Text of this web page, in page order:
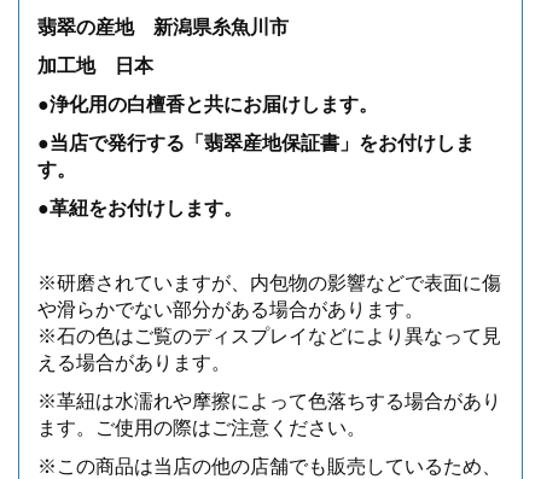
翡翠の産地 新潟県糸魚川市
加工地 日本
●浄化用の白檀香と共にお届けします。
●当店で発行する「翡翠産地保証書」をお付けしま
す。
●革紐をお付けします。
※研磨されていますが、内包物の影響などで表面に傷
や滑らかでない部分がある場合があります。
※石の色はご覧のディスプレイなどにより異なって見
える場合があります。
※革紐は水濡れや摩擦によって色落ちする場合があり
ます。ご使用の際はご注意ください。
※この商品は当店の他の店舗でも販売しているため、